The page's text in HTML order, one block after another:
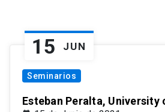
15 JUN
Seminarios
Esteban Peralta, University